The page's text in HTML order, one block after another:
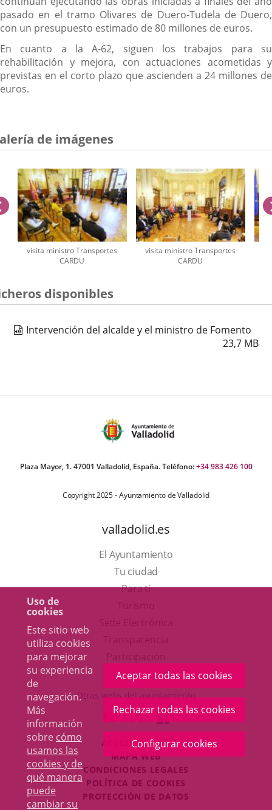
Uso de
cookies
Este sitio web
utiliza cookies
para mejorar
su experiencia
de
navegación.
Más
información
sobre cómo
usamos las
cookies y de
qué manera
puede
cambiar su
Aceptar todas las cookies
Rechazar todas las cookies
Configurar cookies
pasado en el tramo Olivares de Duero-Tudela de Duero,
con un presupuesto estimado de 80 millones de euros.
En cuanto a la A-62, siguen los trabajos para su
rehabilitación y mejora, con actuaciones acometidas y
previstas en el corto plazo que ascienden a 24 millones de
euros.
de imágenes
visita ministro Transportes
CARDU
visita ministro Transportes
CARDU
anterior
disponibles
Intervención del alcalde y el ministro de Fomento
23,7 MB
Plaza Mayor, 1. 47001 Valladolid, España. Teléfono:+34 983 426 100
Copyright 2025 - Ayuntamiento de Valladolid
valladolid.es
El Ayuntamiento
Tu ciudad
Para ti
en
una
ventana
nueva.
aplicación
externa.
Otras webs del ayuntamiento
ENLACE
A
UNA
APLICACIÓN
EXTERNA.
ENLACE
A
UNA
APLICACIÓN
EXTERNA.
ENLACE
A
UNA
EXTERNA.
ACCESIBILIDAD
MAPA WEB
CONDICIONES LEGALES
POLÍTICA DE COOKIES
PROTECCIÓN DE DATOS